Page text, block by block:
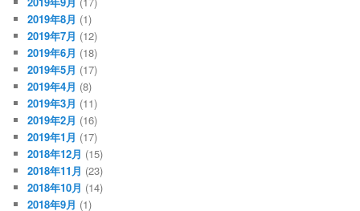
2019年8月 (1)
2019年7月 (12)
2019年6月 (18)
2019年5月 (17)
2019年4月 (8)
2019年3月 (11)
2019年2月 (16)
2019年1月 (17)
2018年12月 (15)
2018年11月 (23)
2018年10月 (14)
2018年9月 (1)